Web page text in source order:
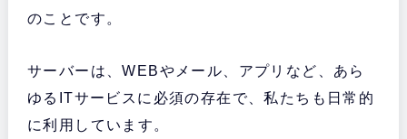
のことです。
サーバーは、WEBやメール、アプリなど、あら
ゆるITサービスに必須の存在で、私たちも日常的
に利用しています。